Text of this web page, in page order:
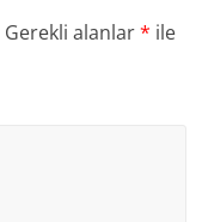
Gerekli alanlar* ile